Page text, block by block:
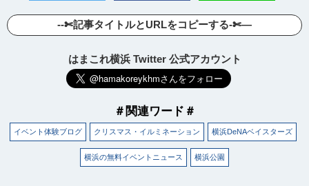
--✄記事タイトルとURLをコピーする-✄—
はまこれ横浜 Twitter 公式アカウント
＃関連ワード＃
イベント体験ブログ クリスマス・イルミネーション 横浜DeNAベイスターズ
横浜の無料イベントニュース 横浜公園